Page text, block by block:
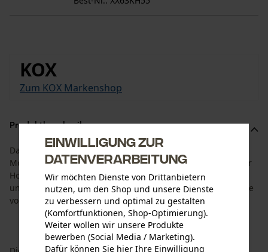
KOX
Zum KOX Markenshop
Produktbeschreibung
Das Set ist auf die Standzeit von Schiene und
Motorsägenkette angepasst. Es besteht aus der KOX Tri-star
Hobby Führungsschiene mit einer Schnittlänge von 40 cm
und 4 KOX Halbmeißel Sägeketten mit einer Treibgliedbreite
von 1.3 mm und 3/8” Hobby Teilung.
Einwilligung zur
Datenverarbeitung
Wir möchten Dienste von Drittanbietern
nutzen, um den Shop und unsere Dienste
zu verbessern und optimal zu gestalten
(Komfortfunktionen, Shop-Optimierung).
Weiter wollen wir unsere Produkte
bewerben (Social Media / Marketing).
Dafür können Sie hier Ihre Einwilligung